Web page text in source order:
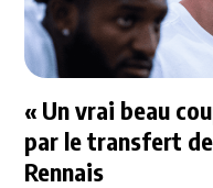
« Un vrai beau
par le transfert
Rennais